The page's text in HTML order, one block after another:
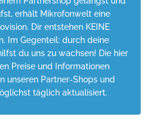
erhält Mikrofonwelt eine
Dir entstehen KEINE
Im Gegenteil: durch deine
du uns zu wachsen! Die hier
Preise und Informationen
unseren Partner-Shops und
täglich aktualisiert.